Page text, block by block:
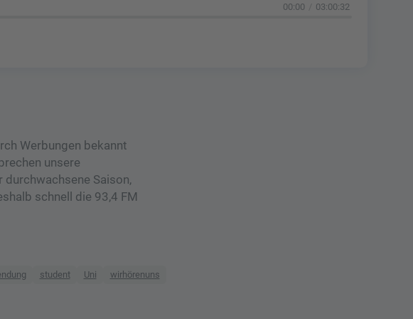
00:00 03:00:32
Werbungen bekannt
unsere
durchwachsene Saison,
schnell die 93,4 FM
student Uni wirhörenuns